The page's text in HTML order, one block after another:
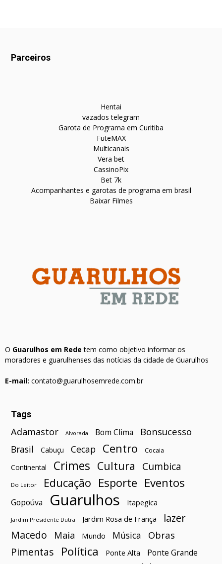
Parceiros
Hentai
vazados telegram
Garota de Programa em Curitiba
FuteMAX
Multicanais
Vera bet
CassinoPix
Bet 7k
Acompanhantes e garotas de programa em brasil
Baixar Filmes
O Guarulhos em Rede tem como objetivo informar os
moradores e guarulhenses das notícias da cidade de Guarulhos
E-mail: contato@guarulhosemrede.com.br
Tags
Adamastor Alvorada Bom Clima Bonsucesso
Brasil Cabuçu Cecap Centro Cocaia
Continental Crimes Cultura Cumbica
Do Leitor Educação Esporte Eventos
Gopoúva Guarulhos Itapegica
Jardim Presidente Dutra Jardim Rosa de França
lazer
Macedo
Maia Mundo Música Obras
Pimentas Política Ponte Alta Ponte Grande